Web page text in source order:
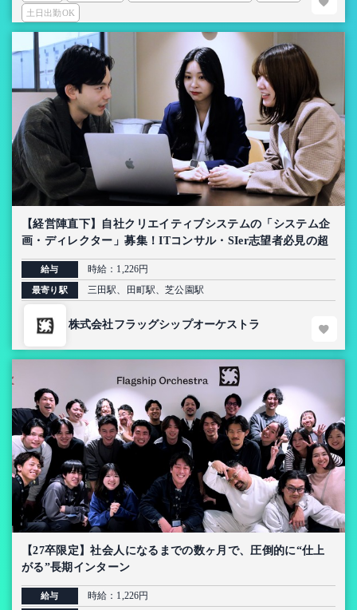
土日出勤OK
【経営陣直下】自社クリエイティブシステムの「システム企
画・ディレクター」募集！ITコンサル・SIer志望者必見の超
上流インターン【AI導入プロジェクト】
給与 時給：1,226円
最寄り駅 三田駅、田町駅、芝公園駅
株式会社フラッグシップオーケストラ
【27卒限定】社会人になるまでの数ヶ月で、圧倒的に“仕上
がる”長期インターン
給与 時給：1,226円